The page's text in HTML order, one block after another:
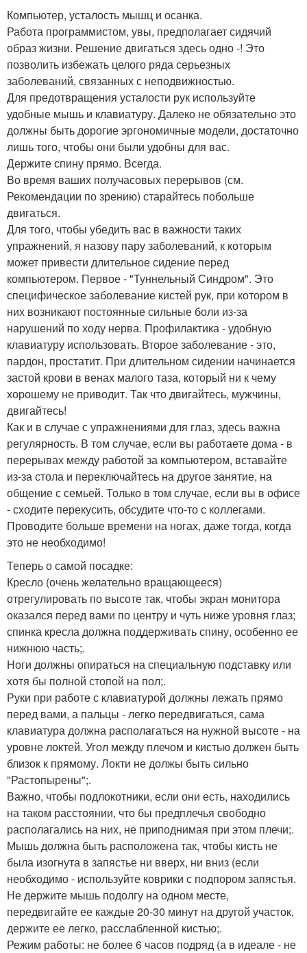
Компьютер, усталость мышц и осанка.
Работа программистом, увы, предполагает сидячий
образ жизни. Решение двигаться здесь одно -! Это
позволить избежать целого ряда серьезных
заболеваний, связанных с неподвижностью.
Для предотвращения усталости рук используйте
удобные мышь и клавиатуру. Далеко не обязательно это
должны быть дорогие эргономичные модели, достаточно
лишь того, чтобы они были удобны для вас.
Держите спину прямо. Всегда.
Во время ваших получасовых перерывов (см.
Рекомендации по зрению) старайтесь побольше
двигаться.
Для того, чтобы убедить вас в важности таких
упражнений, я назову пару заболеваний, к которым
может привести длительное сидение перед
компьютером. Первое - "Туннельный Синдром". Это
специфическое заболевание кистей рук, при котором в
них возникают постоянные сильные боли из-за
нарушений по ходу нерва. Профилактика - удобную
клавиатуру использовать. Второе заболевание - это,
пардон, простатит. При длительном сидении начинается
застой крови в венах малого таза, который ни к чему
хорошему не приводит. Так что двигайтесь, мужчины,
двигайтесь!
Как и в случае с упражнениями для глаз, здесь важна
регулярность. В том случае, если вы работаете дома - в
перерывах между работой за компьютером, вставайте
из-за стола и переключайтесь на другое занятие, на
общение с семьей. Только в том случае, если вы в офисе
- сходите перекусить, обсудите что-то с коллегами.
Проводите больше времени на ногах, даже тогда, когда
это не необходимо!
Теперь о самой посадке:
Кресло (очень желательно вращающееся)
отрегулировать по высоте так, чтобы экран монитора
оказался перед вами по центру и чуть ниже уровня глаз;
спинка кресла должна поддерживать спину, особенно ее
нижнюю часть;.
Ноги должны опираться на специальную подставку или
хотя бы полной стопой на пол;.
Руки при работе с клавиатурой должны лежать прямо
перед вами, а пальцы - легко передвигаться, сама
клавиатура должна располагаться на нужной высоте - на
уровне локтей. Угол между плечом и кистью должен быть
близок к прямому. Локти не должы быть сильно
"Растопырены";.
Важно, чтобы подлокотники, если они есть, находились
на таком расстоянии, что бы предплечья свободно
располагались на них, не приподнимая при этом плечи;.
Мышь должна быть расположена так, чтобы кисть не
была изогнута в запястье ни вверх, ни вниз (если
необходимо - используйте коврики с подпором запястья.
Не держите мышь подолгу на одном месте,
передвигайте ее каждые 20-30 минут на другой участок,
держите ее легко, расслабленной кистью;.
Режим работы: не более 6 часов подряд (а в идеале - не